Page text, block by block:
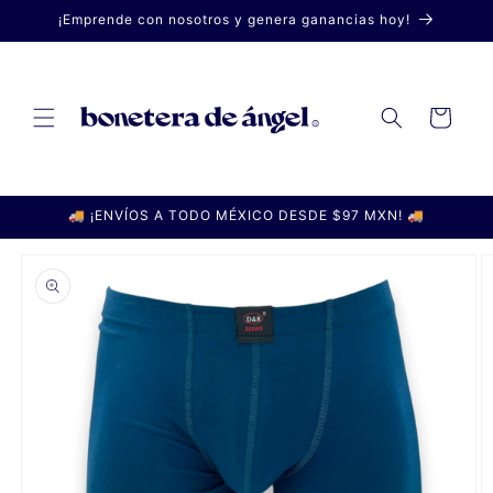
directamente
al contenido
¡Emprende con nosotros y genera ganancias hoy!
Carrito
🚚 ¡ENVÍOS A TODO MÉXICO DESDE $97 MXN! 🚚
información
del producto